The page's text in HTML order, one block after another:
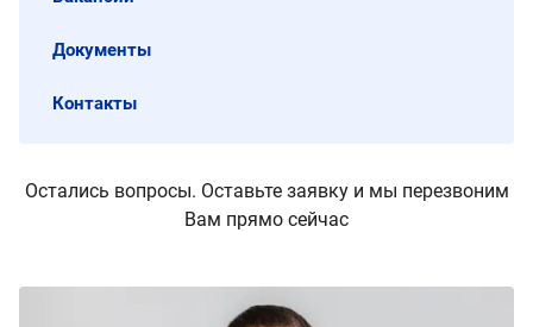
Документы
Контакты
Остались вопросы. Оставьте заявку и мы перезвоним
Вам прямо сейчас